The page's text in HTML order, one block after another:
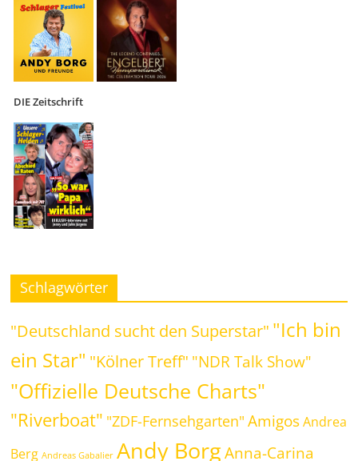
DIE Zeitschrift
Schlagwörter
"Deutschland sucht den Superstar" "Ich bin
ein Star" "Kölner Treff" "NDR Talk Show"
"Offizielle Deutsche Charts"
"Riverboat" "ZDF-Fernsehgarten" Amigos Andrea
Berg Andreas Gabalier Andy Borg Anna-Carina